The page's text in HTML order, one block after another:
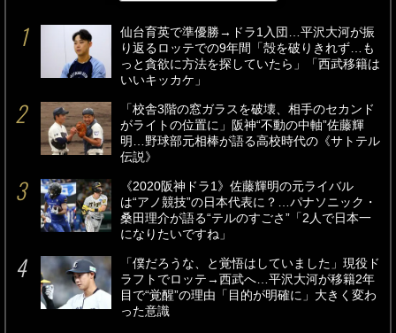
仙台育英で準優勝→ドラ1入団…平沢大河が振
り返るロッテでの9年間「殻を破りきれず…も
っと貪欲に方法を探していたら」「西武移籍は
いいキッカケ」
「校舎3階の窓ガラスを破壊、相手のセカンド
がライトの位置に」阪神“不動の中軸”佐藤輝
明…野球部元相棒が語る高校時代の《サトテル
伝説》
《2020阪神ドラ1》佐藤輝明の元ライバル
は“アノ競技”の日本代表に？…パナソニック・
桑田理介が語る“テルのすごさ”「2人で日本一
になりたいですね」
「僕だろうな、と覚悟はしていました」現役ド
ラフトでロッテ→西武へ…平沢大河が移籍2年
目で“覚醒”の理由「目的が明確に」大きく変わ
った意識